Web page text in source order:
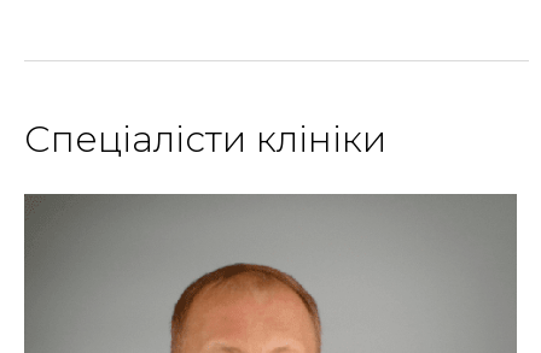
Спеціалісти клініки